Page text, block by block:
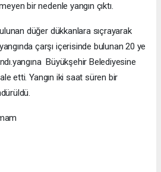
bir nedenle yangın çıktı.
düğer dükkanlara sıçrayarak
çarşı içerisinde bulunan 20 ye
Büyükşehir Belediyesine
etti. Yangın iki saat süren bir